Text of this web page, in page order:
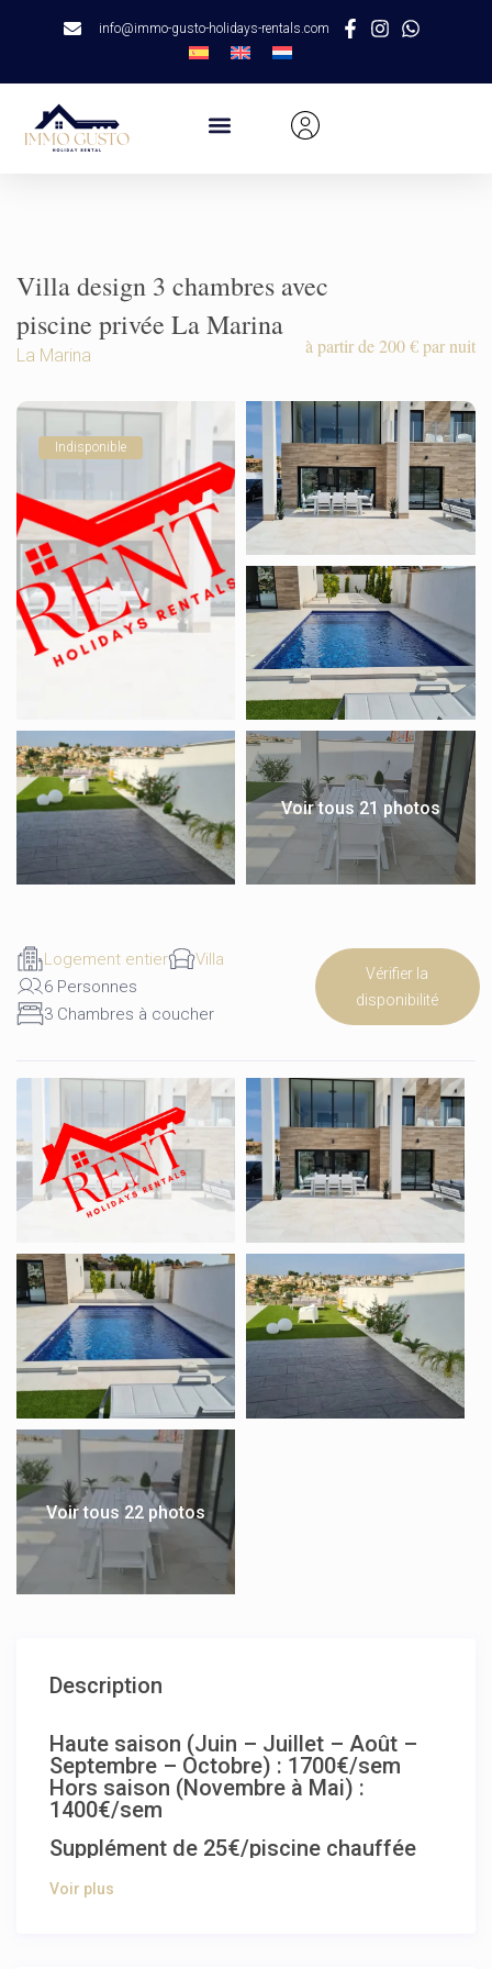
info@immo-gusto-holidays-rentals.com
Villa design 3 chambres avec
piscine privée La Marina
à partir de 200 € par nuit
La Marina
Indisponible
Voir tous 21 photos
Logement entier
Villa
6 Personnes
3 Chambres à coucher
Vérifier la
disponibilité
Voir tous 22 photos
Description
Haute saison (Juin – Juillet – Août –
Septembre – Octobre) : 1700€/sem
Hors saison (Novembre à Mai) :
1400€/sem
Supplément de 25€/piscine chauffée
Nuitée / 245€ toute périodes + charges
Voir plus